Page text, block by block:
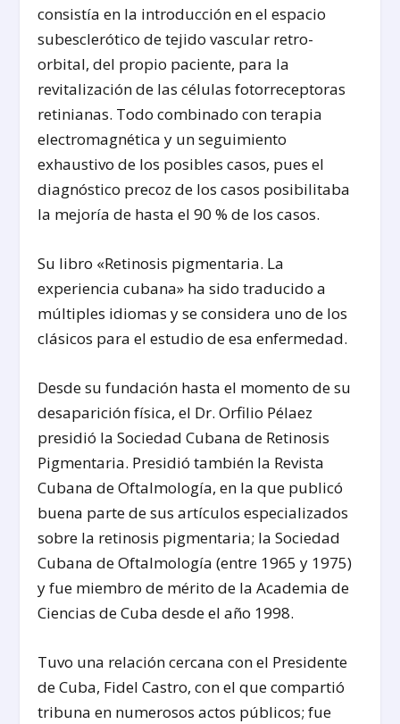
consistía en la introducción en el espacio
subesclerótico de tejido vascular retro-
orbital, del propio paciente, para la
revitalización de las células fotorreceptoras
retinianas. Todo combinado con terapia
electromagnética y un seguimiento
exhaustivo de los posibles casos, pues el
diagnóstico precoz de los casos posibilitaba
la mejoría de hasta el 90 % de los casos.
Su libro «Retinosis pigmentaria. La
experiencia cubana» ha sido traducido a
múltiples idiomas y se considera uno de los
clásicos para el estudio de esa enfermedad.
Desde su fundación hasta el momento de su
desaparición física, el Dr. Orfilio Pélaez
presidió la Sociedad Cubana de Retinosis
Pigmentaria. Presidió también la Revista
Cubana de Oftalmología, en la que publicó
buena parte de sus artículos especializados
sobre la retinosis pigmentaria; la Sociedad
Cubana de Oftalmología (entre 1965 y 1975)
y fue miembro de mérito de la Academia de
Ciencias de Cuba desde el año 1998.
Tuvo una relación cercana con el Presidente
de Cuba, Fidel Castro, con el que compartió
tribuna en numerosos actos públicos; fue